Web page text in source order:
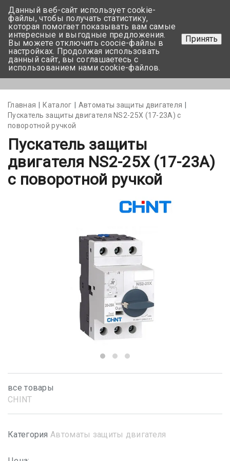
+375 17-350-99-56
+375 44-752-82-08
Задать вопрос
Главная Каталог
Автоматы защиты двигателя
Пускатель защиты двигателя NS2-25Х (17-23А) с
поворотной ручкой
Пускатель защиты
двигателя NS2-25Х (17-23А)
с поворотной ручкой
все товары
CHINT
Категория Автоматы защиты двигателя
Данный веб-сайт использует cookie-
файлы, чтобы получать статистику,
которая помогает показывать вам самые
интересные и выгодные предложения.
Вы можете отключить coocie-файлы в
настройках. Продолжая использовать
данный сайт, вы соглашаетесь с
использованием нами cookie-файлов.
Принять